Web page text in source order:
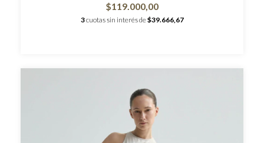
$119.000,00
3cuotas sin interés de$39.666,67